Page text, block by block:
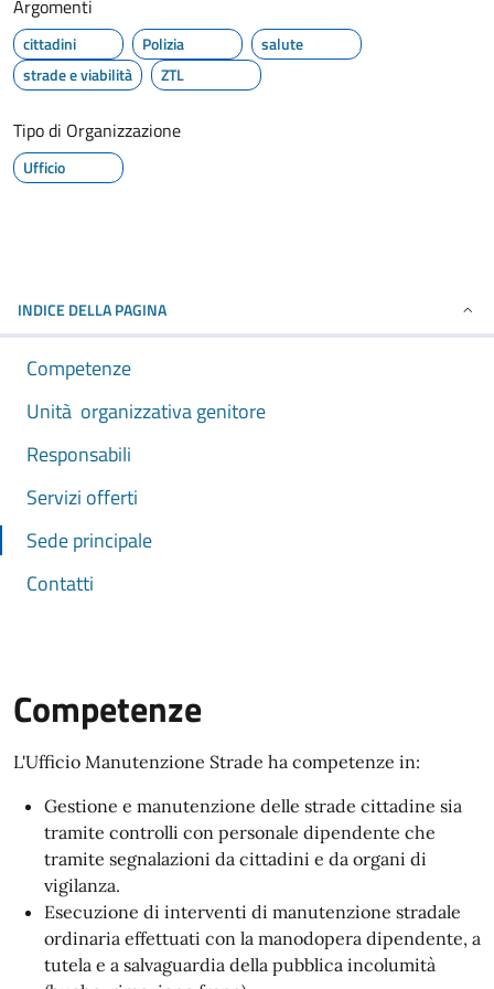
Argomenti
cittadini Polizia
salute
strade e viabilità
ZTL
Tipo di Organizzazione
Ufficio
INDICE DELLA PAGINA
Competenze
Unità organizzativa genitore
Responsabili
Servizi offerti
Sede principale
Contatti
Competenze
L'Ufficio Manutenzione Strade ha competenze in:
Gestione e manutenzione delle strade cittadine sia
tramite controlli con personale dipendente che
tramite segnalazioni da cittadini e da organi di
vigilanza.
Esecuzione di interventi di manutenzione stradale
ordinaria effettuati con la manodopera dipendente, a
tutela e a salvaguardia della pubblica incolumità